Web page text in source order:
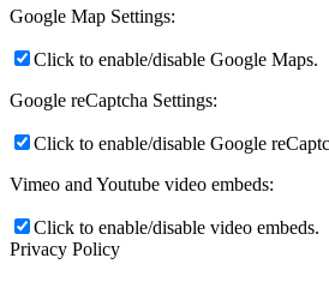
Google Map Settings:
Click to enable/disable Google Maps.
Google reCaptcha Settings:
Click to enable/disable Google
Vimeo and Youtube video embeds:
Click to enable/disable video embeds.
Privacy Policy